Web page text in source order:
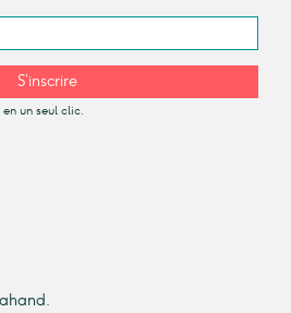
S’inscrire
un seul clic.